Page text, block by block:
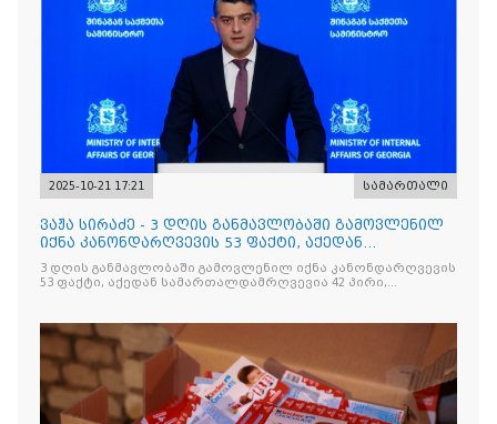
2025-10-21 17:21 სამართალი
ვაჟა სირაძე - 3 დღის განმავლობაში გამოვლენილ
იქნა კანონდარღვევის 53 ფაქტი, აქედან
სამართალდამრღვევია
3 დღის განმავლობაში გამოვლენილ იქნა კანონდარღვევის
53 ფაქტი, აქედან სამართალდამრღვევია 42 პირი,